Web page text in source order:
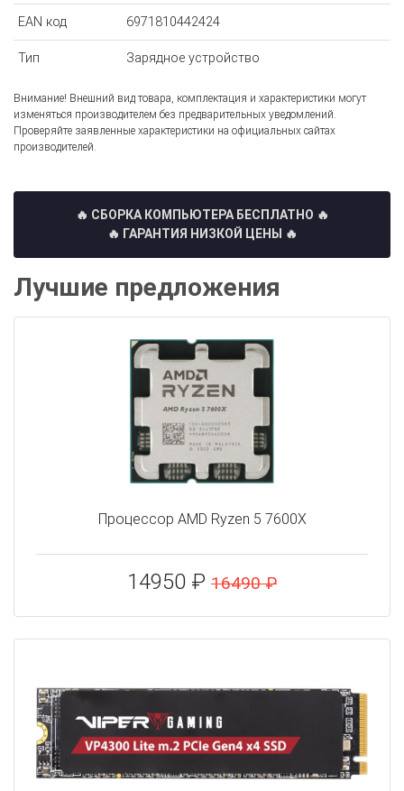
EAN код 6971810442424
Тип Зарядное устройство
Внимание! Внешний вид товара, комплектация и характеристики могут
изменяться производителем без предварительных уведомлений.
Проверяйте заявленные характеристики на официальных сайтах
производителей.
🔥 СБОРКА КОМПЬЮТЕРА БЕСПЛАТНО 🔥
🔥 ГАРАНТИЯ НИЗКОЙ ЦЕНЫ 🔥
Лучшие предложения
Процессор AMD Ryzen 5 7600X
14950 ₽ 16490 ₽